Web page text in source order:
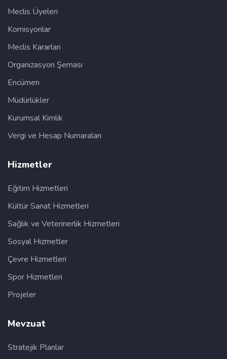
Meclis Üyeleri
Komisyonlar
Meclis Kararları
Organizasyon Şeması
Encümen
Müdürlükler
Kurumsal Kimlik
Vergi ve Hesap Numaraları
Hizmetler
Eğitim Hizmetleri
Kültür Sanat Hizmetleri
Sağlık ve Veterinerlik Hizmetleri
Sosyal Hizmetler
Çevre Hizmetleri
Spor Hizmetleri
Projeler
Mevzuat
Stratejik Planlar